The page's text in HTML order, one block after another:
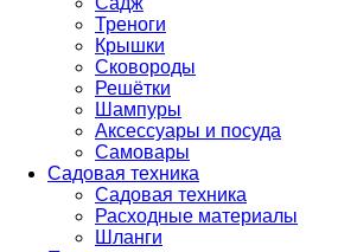
Треноги
Крышки
Сковороды
Решётки
Шампуры
Аксессуары и посуда
Самовары
Садовая техника
Садовая техника
Расходные материалы
Шланги